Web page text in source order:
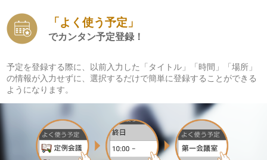
「よく使う予定」
でカンタン予定登録！
予定を登録する際に、以前入力した「タイトル」「時間」「場所」
の情報が入力せずに、選択するだけで簡単に登録することができる
ようになります。